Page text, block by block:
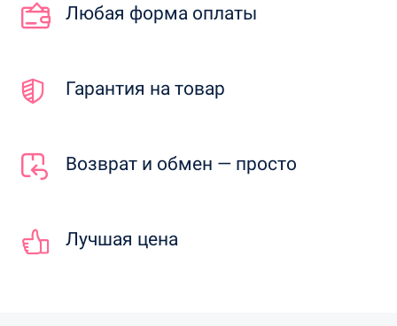
Любая форма оплаты
Гарантия на товар
Возврат и обмен — просто
Лучшая цена